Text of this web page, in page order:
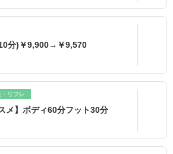
分)￥9,900→￥9,570
・リフレ
メ】ボディ60分フット30分